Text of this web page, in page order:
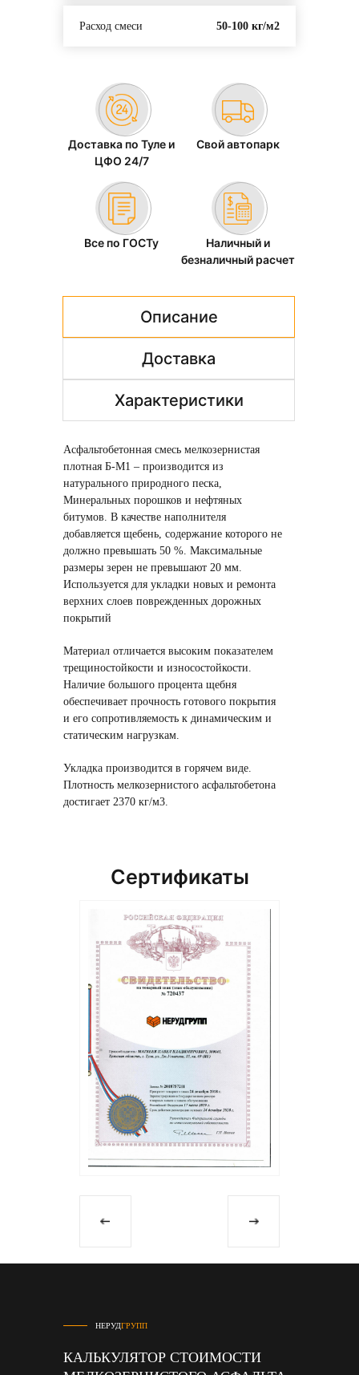
Расход смеси 50-100 кг/м2
Доставка по Туле и
ЦФО 24/7
Свой автопарк
Все по ГОСТу
Наличный и
безналичный расчет
Описание
Доставка
Характеристики
Асфальтобетонная смесь мелкозернистая
плотная Б-М1 – производится из
натурального природного песка,
Минеральных порошков и нефтяных
битумов. В качестве наполнителя
добавляется щебень, содержание которого не
должно превышать 50 %. Максимальные
размеры зерен не превышают 20 мм.
Используется для укладки новых и ремонта
верхних слоев поврежденных дорожных
покрытий
Материал отличается высоким показателем
трещиностойкости и износостойкости.
Наличие большого процента щебня
обеспечивает прочность готового покрытия
и его сопротивляемость к динамическим и
статическим нагрузкам.
Укладка производится в горячем виде.
Плотность мелкозернистого асфальтобетона
достигает 2370 кг/м3.
Сертификаты
НЕРУДГРУПП
КАЛЬКУЛЯТОР СТОИМОСТИ